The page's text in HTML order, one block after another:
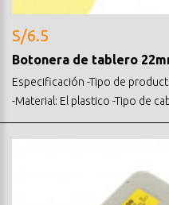
S/6.5
Botonera de tablero
Especificación -Tipo de
-Material: El plastico -Tipo de